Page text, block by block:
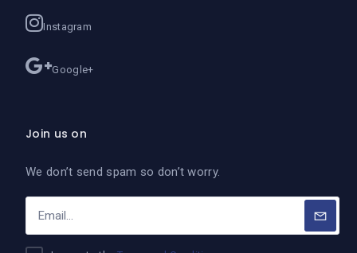
Instagram
Google+
Join us on
We don’t send spam so don’t worry.